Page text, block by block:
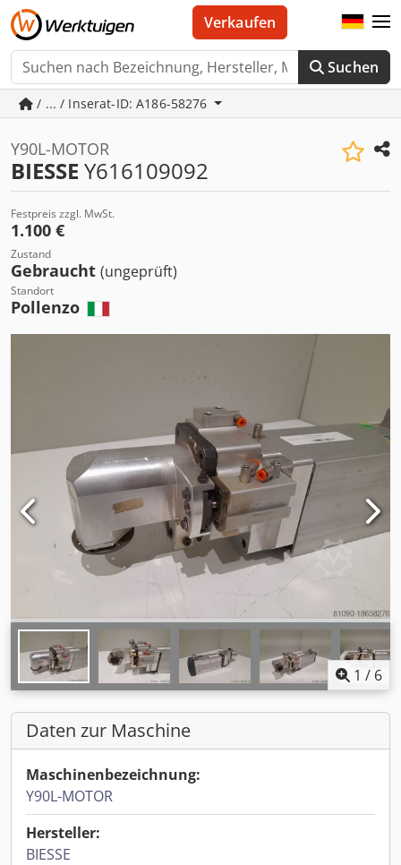
Suchen
Verkaufen
/ ... / Inserat-ID: A186-58276
Y90L-MOTOR
BIESSE Y616109092
Festpreis zzgl. MwSt.
1.100 €
Zustand
Gebraucht (ungeprüft)
Standort
Pollenzo
1 / 6
Daten zur Maschine
Maschinenbezeichnung:
Y90L-MOTOR
Hersteller:
BIESSE